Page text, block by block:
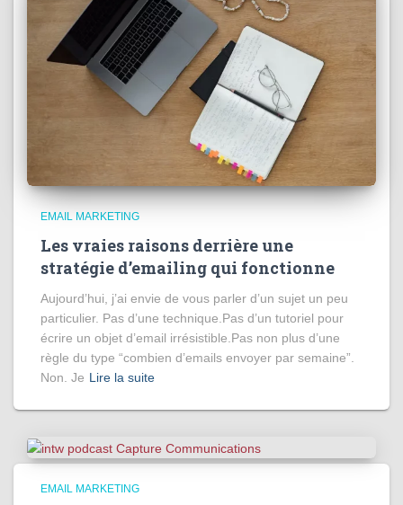
EMAIL MARKETING
Les vraies raisons derrière une
stratégie d’emailing qui fonctionne
Aujourd’hui, j’ai envie de vous parler d’un sujet un peu
particulier. Pas d’une technique.Pas d’un tutoriel pour
écrire un objet d’email irrésistible.Pas non plus d’une
règle du type “combien d’emails envoyer par semaine”.
Non. Je Lire la suite
EMAIL MARKETING